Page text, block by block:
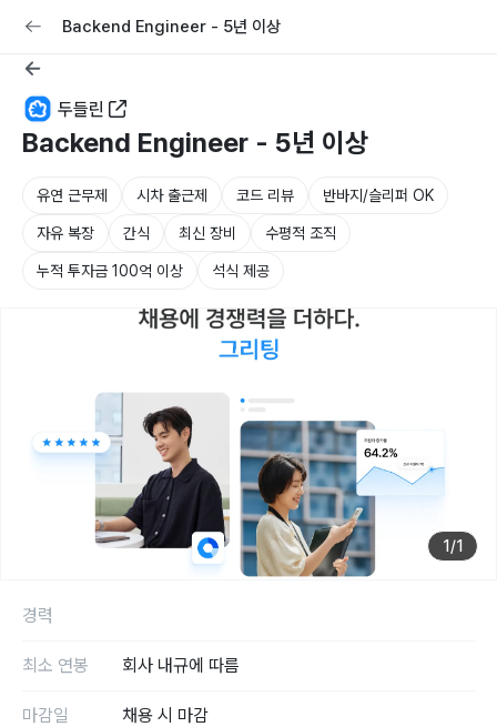
교육 커리어
Backend Engineer - 5년 이상
두들린
Backend Engineer - 5년 이상
유연 근무제 시차 출근제 코드 리뷰 반바지/슬리퍼 OK
자유 복장 간식 최신 장비 수평적 조직
누적 투자금 100억 이상 석식 제공
1 /1
경력
최소 연봉 회사 내규에 따름
마감일 채용 시 마감